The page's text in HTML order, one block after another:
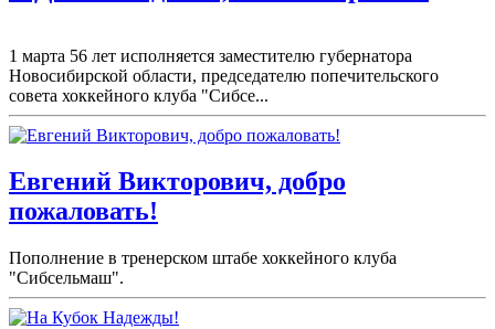
1 марта 56 лет исполняется заместителю губернатора
Новосибирской области, председателю попечительского
совета хоккейного клуба "Сибсе...
Евгений Викторович, добро
пожаловать!
Пополнение в тренерском штабе хоккейного клуба
"Сибсельмаш".